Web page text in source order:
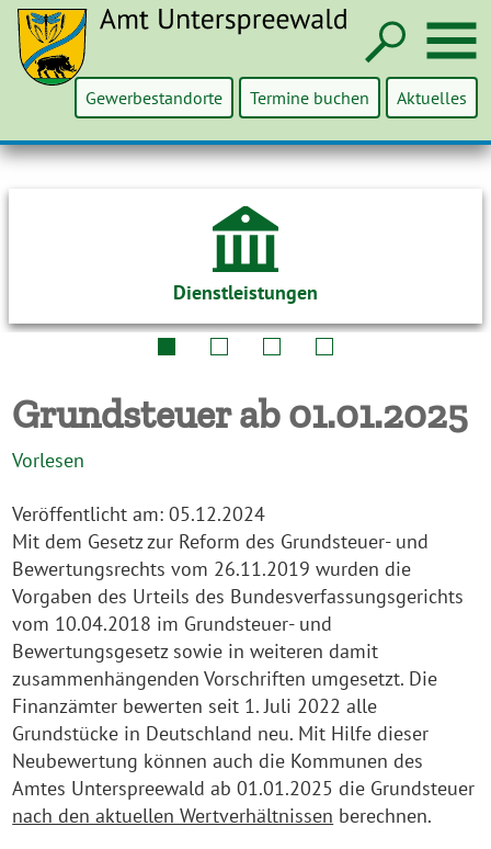
Gewerbestandorte Termine buchen Aktuelles
Dienstleistungen
Grundsteuer ab 01.01.2025
Vorlesen
Veröffentlicht am: 05.12.2024
Mit dem Gesetz zur Reform des Grundsteuer- und
Bewertungsrechts vom 26.11.2019 wurden die
Vorgaben des Urteils des Bundesverfassungsgerichts
vom 10.04.2018 im Grundsteuer- und
Bewertungsgesetz sowie in weiteren damit
zusammenhängenden Vorschriften umgesetzt. Die
Finanzämter bewerten seit 1. Juli 2022 alle
Grundstücke in Deutschland neu. Mit Hilfe dieser
Neubewertung können auch die Kommunen des
Amtes Unterspreewald ab 01.01.2025 die Grundsteuer
nach den aktuellen Wertverhältnissen berechnen.